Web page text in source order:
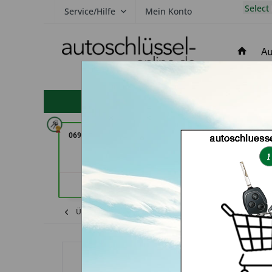
Service/Hilfe Mein Konto Select
hohe Kundenzufriedenheit
069er Schlüsseldienst Frankfurt
TAYFUN 2.0
Übersicht Chrysler